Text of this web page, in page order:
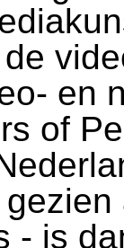
en
of
- is